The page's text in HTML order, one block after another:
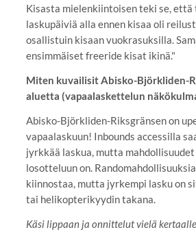
Kisasta mielenkiintoisen teki se, että
laskupäiviä alla ennen kisaa oli
osallistuin kisaan vuokrasuksilla.
ensimmäiset freeride kisat ikinä."
Miten kuvailisit Abisko-Björkliden-
aluetta (vapaalaskettelun
Abisko-Björkliden-Riksgränsen on
vapaalaskuun! Inbounds accessilla
jyrkkää laskua, mutta
losotteluun on.
kiinnostaa, mutta jyrkempi lasku on
tai helikopterikyydin takana.
Käsi lippaan ja onnittelut vielä